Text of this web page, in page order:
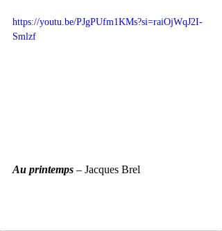
https://youtu.be/PJgPUfm1KMs?si=raiOjWqJ2I-
Smlzf
Au printemps – Jacques Brel